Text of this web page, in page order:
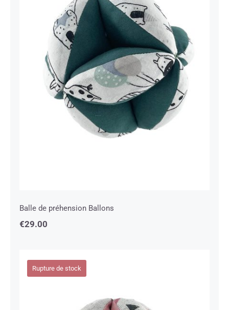
Balle de préhension Ballons
Balle de préhension Ballons
€29.00
Rupture de stock